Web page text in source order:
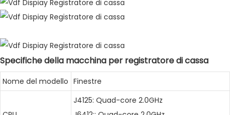
Specifiche della macchina per registratore di cassa
Nome del modello Finestre
J4125: Quad-core 2.0GHz